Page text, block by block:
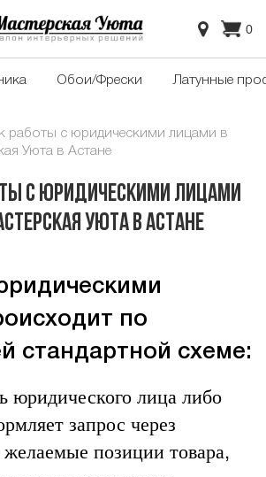
0
Обои/Фрески Латунные
работы с юридическими лицами в
Уюта в Астане
с юридическими лицами
Уюта в Астане
по
стандартной схеме:
юридического лица либо
запрос через
позиции товара,